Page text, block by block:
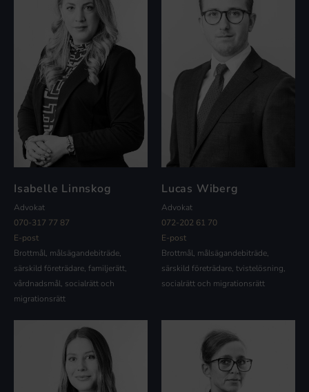
Isabelle Linnskog
Advokat
070-317 77 87
E-post
Brottmål, målsägandebiträde,
särskild företrädare, familjerätt,
vårdnadsmål, socialrätt och
migrationsrätt
Lucas Wiberg
Advokat
072-202 61 70
E-post
Brottmål, målsägandebiträde,
särskild företrädare, tvistelösning,
socialrätt och migrationsrätt